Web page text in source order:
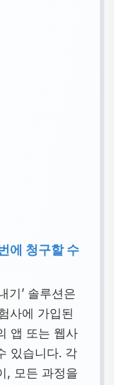
에 청구할 수
기’ 솔루션은
사에 가입된
앱 또는 웹사
있습니다. 각
, 모든 과정을